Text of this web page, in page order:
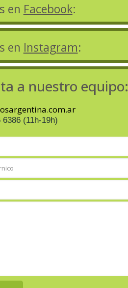
en Facebook:
en Instagram:
a nuestro equipo:
6386 (11h-19h)